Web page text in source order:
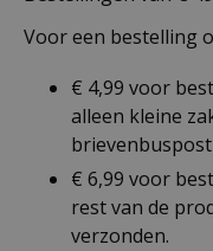
Voor een bestelling
€ 4,99 voor
alleen kleine
€ 6,99 voor
rest van de
verzonden.